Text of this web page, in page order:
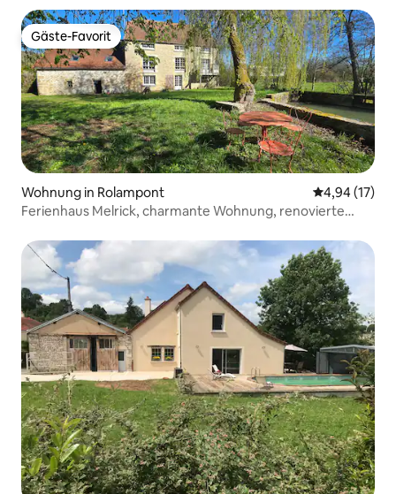
Gäste-Favorit
Gäste-Favorit
Wohnung in Rolampont
4,94 (17)
Ferienhaus Melrick, charmante Wohnung, renovierte